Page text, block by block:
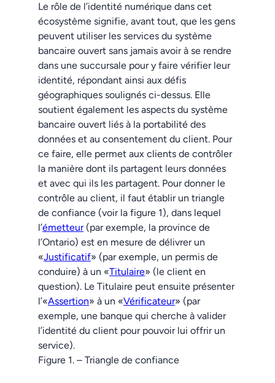
Le rôle de l’identité numérique dans cet
écosystème signifie, avant tout, que les gens
peuvent utiliser les services du système
bancaire ouvert sans jamais avoir à se rendre
dans une succursale pour y faire vérifier leur
identité, répondant ainsi aux défis
géographiques soulignés ci-dessus. Elle
soutient également les aspects du système
bancaire ouvert liés à la portabilité des
données et au consentement du client. Pour
ce faire, elle permet aux clients de contrôler
la manière dont ils partagent leurs données
et avec qui ils les partagent. Pour donner le
contrôle au client, il faut établir un triangle
de confiance (voir la figure 1), dans lequel
l’émetteur(par exemple, la province de
l’Ontario) est en mesure de délivrer un
«Justificatif» (par exemple, un permis de
conduire) à un «Titulaire» (le client en
question). Le Titulaire peut ensuite présenter
l’«Assertion» à un «Vérificateur» (par
exemple, une banque qui cherche à valider
l’identité du client pour pouvoir lui offrir un
service).
Figure 1. – Triangle de confiance